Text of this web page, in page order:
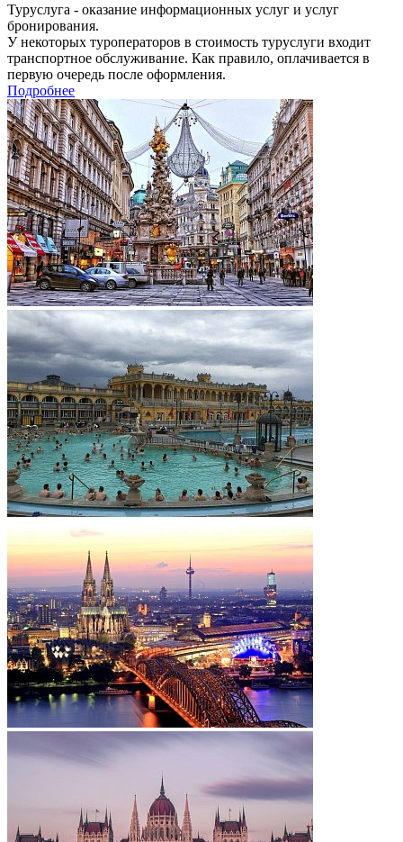
Туруслуга - оказание информационных услуг и услуг
бронирования.
У некоторых туроператоров в стоимость туруслуги входит
транспортное обслуживание. Как правило, оплачивается в
первую очередь после оформления.
Подробнее